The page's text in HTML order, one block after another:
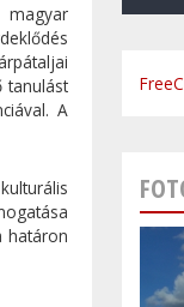
tanulást
A
határon